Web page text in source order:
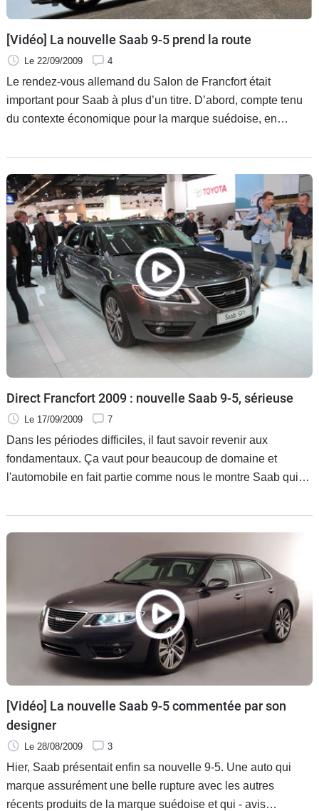
[Vidéo] La nouvelle Saab 9-5 prend la route
Le 22/09/2009 4
Le rendez-vous allemand du Salon de Francfort était
important pour Saab à plus d’un titre. D’abord, compte tenu
du contexte économique pour la marque suédoise, en
scandinaves de
Direct Francfort 2009 : nouvelle Saab 9-5, sérieuse
Le 17/09/2009 7
Dans les périodes difficiles, il faut savoir revenir aux
fondamentaux. Ça vaut pour beaucoup de domaine et
l'automobile en fait partie comme nous le montre Saab qui
[Vidéo] La nouvelle Saab 9-5 commentée par son
designer
Le 28/08/2009 3
Hier, Saab présentait enfin sa nouvelle 9-5. Une auto qui
marque assurément une belle rupture avec les autres
récents produits de la marque suédoise et qui - avis